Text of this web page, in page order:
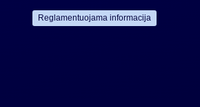
Reglamentuojama informacija